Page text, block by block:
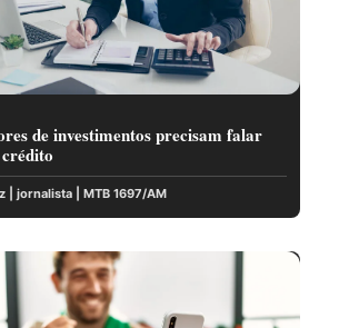
de investimentos precisam falar
| jornalista | MTB 1697/AM